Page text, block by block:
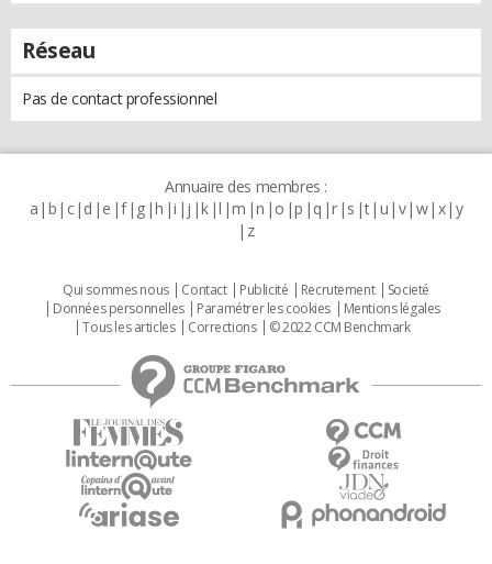
Réseau
Pas de contact professionnel
Annuaire des membres :
a b c d e f g h i j k l m n o p q r s t u v w x y
z
Qui sommes nous Contact Publicité Recrutement
Societé
Données personnelles
Paramétrer les cookies
Mentions légales
Tous les articles
Corrections © 2022 CCM Benchmark